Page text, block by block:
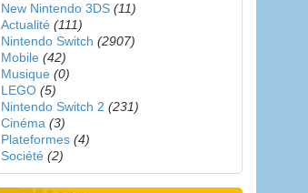
New Nintendo 3DS (11)
Actualité (111)
Nintendo Switch (2907)
Mobile (42)
Musique (0)
LEGO (5)
Nintendo Switch 2 (231)
Cinéma (3)
Plateformes (4)
Société (2)